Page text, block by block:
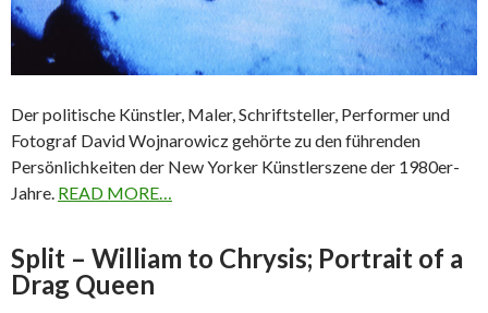
Der politische Künstler, Maler, Schriftsteller, Performer und
Fotograf David Wojnarowicz gehörte zu den führenden
Persönlichkeiten der New Yorker Künstlerszene der 1980er-
Jahre. READ MORE…
Split – William to Chrysis; Portrait of a
Drag Queen